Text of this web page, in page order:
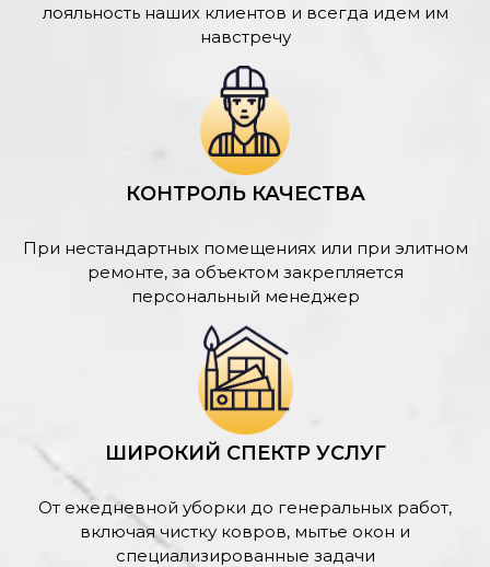
лояльность наших клиентов и всегда идем им
навстречу
КОНТРОЛЬ КАЧЕСТВА
При нестандартных помещениях или при элитном
ремонте, за объектом закрепляется
персональный менеджер
ШИРОКИЙ СПЕКТР УСЛУГ
От ежедневной уборки до генеральных работ,
включая чистку ковров, мытье окон и
специализированные задачи